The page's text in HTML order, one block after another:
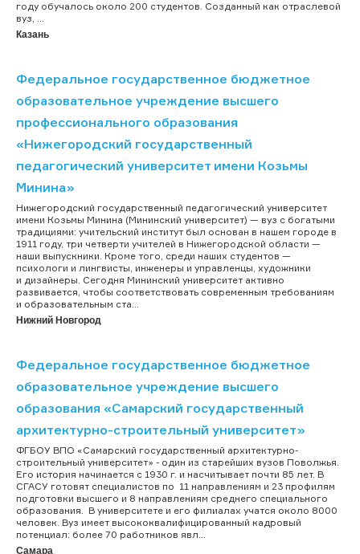
году обучалось около 200 студентов. Созданный как отраслевой
вуз, ...
Казань
Федеральное государственное бюджетное
образовательное учреждение высшего
профессионального образования
«Нижегородский государственный
педагогический университет имени Козьмы
Минина»
Нижегородский государственный педагогический университет
имени Козьмы Минина (Мининский университет) — вуз с богатыми
традициями: учительский институт был основан в нашем городе в
1911 году, три четверти учителей в Нижегородской области —
наши выпускники. Кроме того, среди наших студентов —
психологи и лингвисты, инженеры и управленцы, художники
и дизайнеры. Сегодня Мининский университет активно
развивается, чтобы соответствовать современным требованиям
и образовательным ста...
Нижний Новгород
Федеральное государственное бюджетное
образовательное учреждение высшего
образования «Самарский государственный
архитектурно-строительный университет»
ФГБОУ ВПО «Самарский государственный архитектурно-
строительный университет» - один из старейших вузов Поволжья.
Его история начинается с 1930 г. и насчитывает почти 85 лет. В
СГАСУ готовят специалистов по 11 направлениям и 23 профилям
подготовки высшего и 8 направлениям среднего специального
образования. В университете и его филиалах учатся около 8000
человек. Вуз имеет высококвалифицированный кадровый
потенциал: более 70 работников явл...
Самара